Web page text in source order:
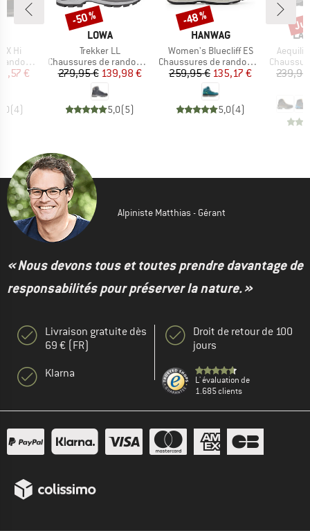
Hi
réduit
€
(4)
MARQUE
LOWA
Article
Trekker LL
Product group
Chaussures de randonnée
Prix
279,95 €Prix réduit
139,98 €
5,0(5)
Remise
-50 %
MARQUE
HANWAG
Article
Women's Bluecliff ES
Product group
Chaussures de randonnée
Prix
259,95 €Prix réduit
135,17 €
5,0(4)
Remise
-48 %
LA
Article
Product
Alpiniste Matthias - Gérant
« Nous devons tous et toutes prendre davantage de
responsabilités pour préserver la nature. »
Livraison gratuite dès
69 € (FR)
Klarna
Droit de retour de 100
jours
L' évaluation de
1.685 clients